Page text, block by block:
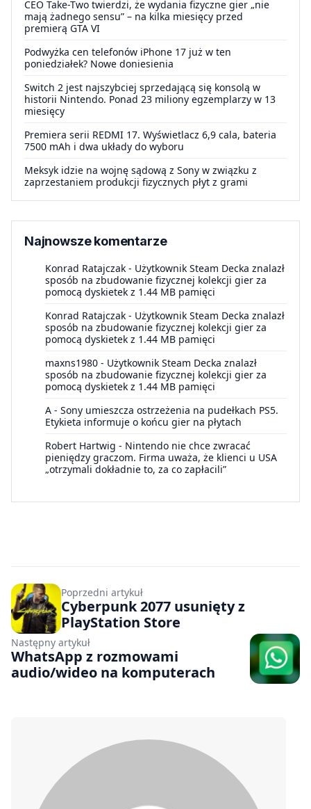
CEO Take-Two twierdzi, że wydania fizyczne gier „nie
mają żadnego sensu” – na kilka miesięcy przed
premierą GTA VI
Podwyżka cen telefonów iPhone 17 już w ten
poniedziałek? Nowe doniesienia
Switch 2 jest najszybciej sprzedającą się konsolą w
historii Nintendo. Ponad 23 miliony egzemplarzy w 13
miesięcy
Premiera serii REDMI 17. Wyświetlacz 6,9 cala, bateria
7500 mAh i dwa układy do wyboru
Meksyk idzie na wojnę sądową z Sony w związku z
zaprzestaniem produkcji fizycznych płyt z grami
Najnowsze komentarze
Konrad Ratajczak - Użytkownik Steam Decka znalazł
sposób na zbudowanie fizycznej kolekcji gier za
pomocą dyskietek z 1.44 MB pamięci
Konrad Ratajczak - Użytkownik Steam Decka znalazł
sposób na zbudowanie fizycznej kolekcji gier za
pomocą dyskietek z 1.44 MB pamięci
maxns1980 - Użytkownik Steam Decka znalazł
sposób na zbudowanie fizycznej kolekcji gier za
pomocą dyskietek z 1.44 MB pamięci
A - Sony umieszcza ostrzeżenia na pudełkach PS5.
Etykieta informuje o końcu gier na płytach
Robert Hartwig - Nintendo nie chce zwracać
pieniędzy graczom. Firma uważa, że klienci u USA
„otrzymali dokładnie to, za co zapłacili”
Poprzedni artykuł
Cyberpunk 2077 usunięty z
PlayStation Store
Następny artykuł
WhatsApp z rozmowami
audio/wideo na komputerach